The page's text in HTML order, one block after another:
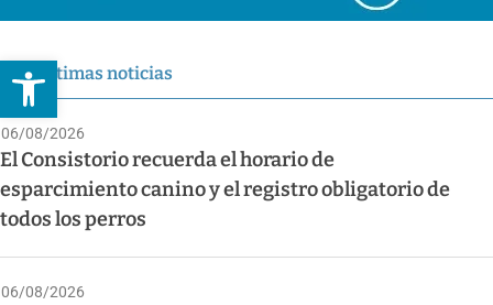
Abrir barra de herramientas
Últimas noticias
06/08/2026
El Consistorio recuerda el horario de
esparcimiento canino y el registro obligatorio de
todos los perros
06/08/2026